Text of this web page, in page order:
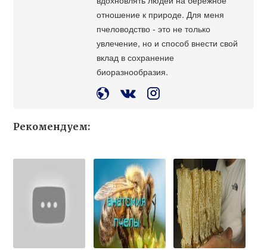
отношение к природе. Для меня
пчеловодство - это не только
увлечение, но и способ внести свой
вклад в сохранение
биоразнообразия.
Рекомендуем: